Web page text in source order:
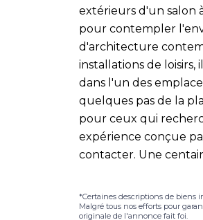
extérieurs d'un salon
pour contempler
d'architecture
installations de
dans l'un des
quelques pas de la
pour ceux qui
expérience conçue
contacter. Une
*Certaines descriptions de biens
Malgré tous nos efforts pour
originale de l'annonce fait foi.